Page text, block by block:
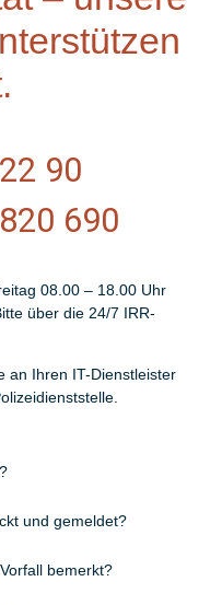
90
690
08.00 – 18.00 Uhr
über die 24/7 IRR-
an Ihren IT-Dienstleister
und gemeldet?
bemerkt?